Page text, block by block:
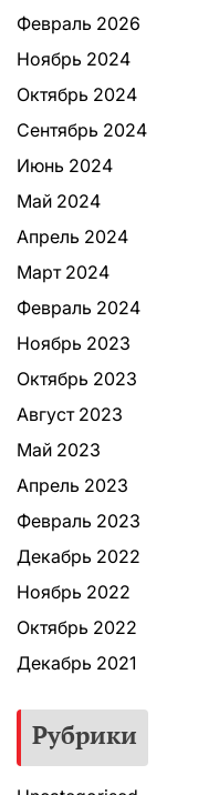
Февраль 2026
Ноябрь 2024
Октябрь 2024
Сентябрь 2024
Июнь 2024
Май 2024
Апрель 2024
Март 2024
Февраль 2024
Ноябрь 2023
Октябрь 2023
Август 2023
Май 2023
Апрель 2023
Февраль 2023
Декабрь 2022
Ноябрь 2022
Октябрь 2022
Декабрь 2021
Рубрики